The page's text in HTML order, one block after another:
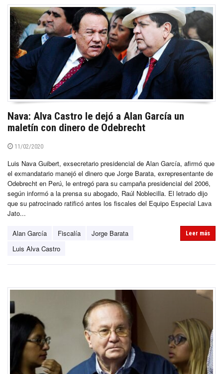
Nava: Alva Castro le dejó a Alan García un
maletín con dinero de Odebrecht
11/02/2020
Luis Nava Guibert, exsecretario presidencial de Alan García, afirmó que
el exmandatario manejó el dinero que Jorge Barata, exrepresentante de
Odebrecht en Perú, le entregó para su campaña presidencial del 2006,
según informó a la prensa su abogado, Raúl Noblecilla. El letrado dijo
que su patrocinado ratificó antes los fiscales del Equipo Especial Lava
Jato...
Alan García Fiscalía
Jorge Barata
Luis Alva Castro
Leer más